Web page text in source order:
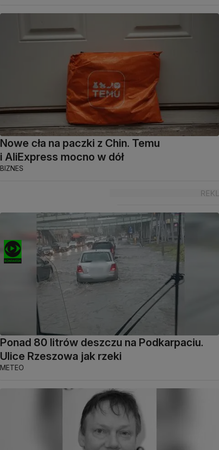
Nowe cła na paczki z Chin. Temu
i AliExpress mocno w dół
BIZNES
Ponad 80 litrów deszczu na Podkarpaciu.
Ulice Rzeszowa jak rzeki
METEO